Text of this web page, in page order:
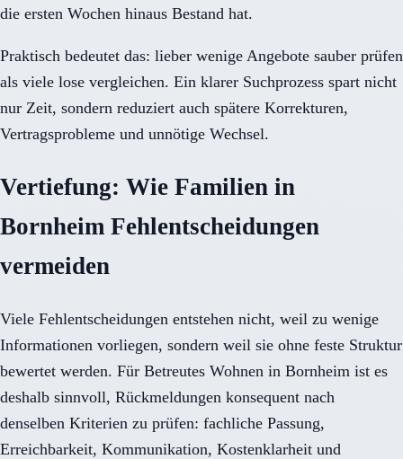
die ersten Wochen hinaus Bestand hat.
Praktisch bedeutet das: lieber wenige Angebote sauber prüfen
als viele lose vergleichen. Ein klarer Suchprozess spart nicht
nur Zeit, sondern reduziert auch spätere Korrekturen,
Vertragsprobleme und unnötige Wechsel.
Vertiefung: Wie Familien in
Bornheim Fehlentscheidungen
vermeiden
Viele Fehlentscheidungen entstehen nicht, weil zu wenige
Informationen vorliegen, sondern weil sie ohne feste Struktur
bewertet werden. Für Betreutes Wohnen in Bornheim ist es
deshalb sinnvoll, Rückmeldungen konsequent nach
denselben Kriterien zu prüfen: fachliche Passung,
Erreichbarkeit, Kommunikation, Kostenklarheit und